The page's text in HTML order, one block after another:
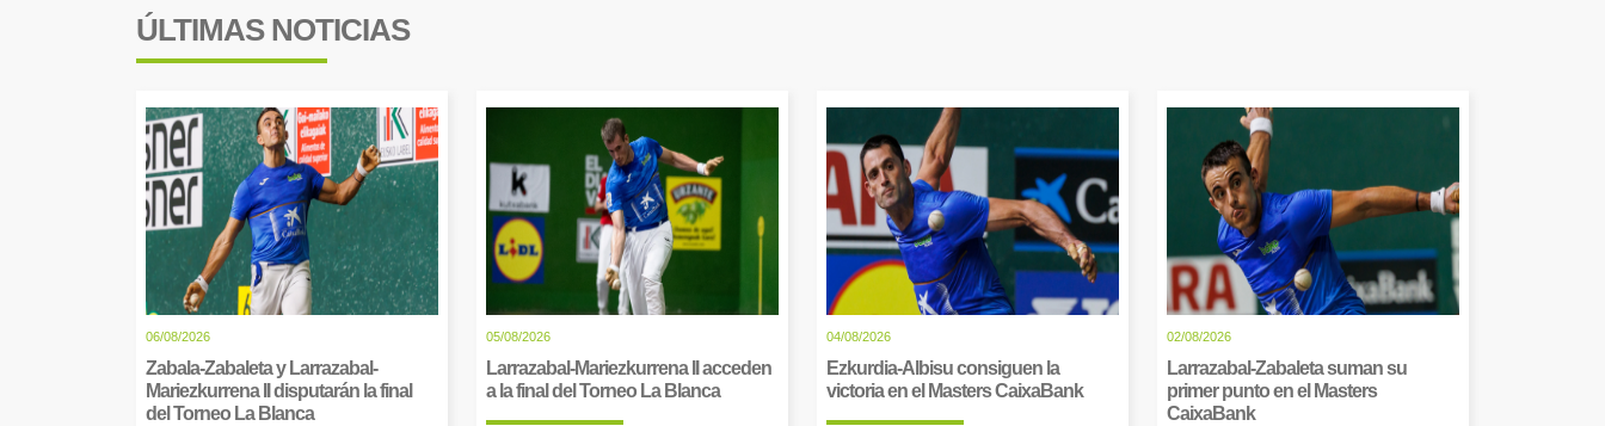
ÚLTIMAS NOTICIAS
06/08/2026
Zabala-Zabaleta y Larrazabal-
Mariezkurrena II disputarán la final
del Torneo La Blanca
05/08/2026
Larrazabal-Mariezkurrena II acceden
a la final del Torneo La Blanca
04/08/2026
Ezkurdia-Albisu consiguen la
victoria en el Masters CaixaBank
02/08/2026
Larrazabal-Zabaleta suman su
primer punto en el Masters
CaixaBank